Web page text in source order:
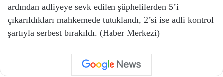
ardından adliyeye sevk edilen şüphelilerden 5’i
çıkarıldıkları mahkemede tutuklandı, 2’si ise adli kontrol
şartıyla serbest bırakıldı. (Haber Merkezi)